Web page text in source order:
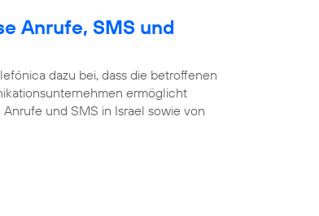
Anrufe, SMS und
dazu bei, dass die betroffenen
ermöglicht
und SMS in Israel sowie von